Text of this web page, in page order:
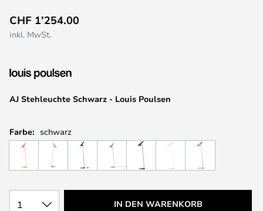
Anfang
der
springen
AJ Stehleuchte Schwarz - Louis Poulsen
CHF 1’254.00
inkl. MwSt.
Farbe: schwarz
1 IN DEN WARENKORB